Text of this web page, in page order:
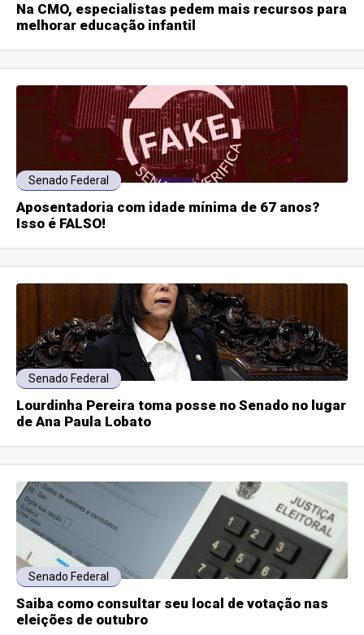
Na CMO, especialistas pedem mais recursos para
melhorar educação infantil
Senado Federal
Aposentadoria com idade mínima de 67 anos?
Isso é FALSO!
Senado Federal
Lourdinha Pereira toma posse no Senado no lugar
de Ana Paula Lobato
Senado Federal
Saiba como consultar seu local de votação nas
eleições de outubro